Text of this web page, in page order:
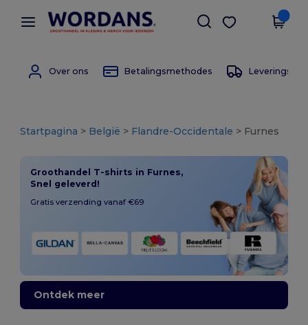
× Wordans-app
Betere prijzen in de app!
Download app
Over ons Betalingsmethodes Leverings
Startpagina > België > Flandre-Occidentale > Furnes
Groothandel T-shirts in Furnes,
Snel geleverd!
Gratis verzending vanaf €69
Ontdek meer